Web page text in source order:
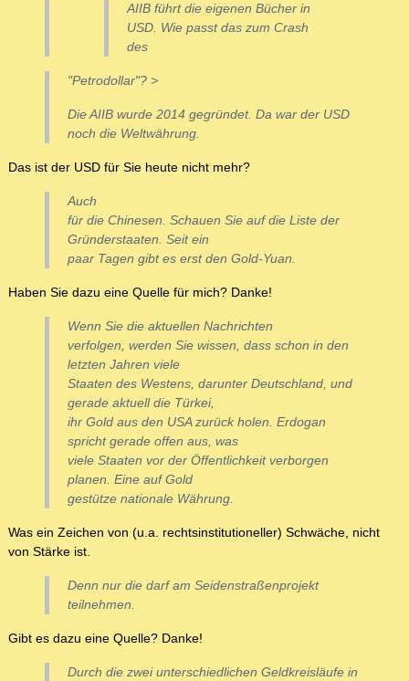
AIIB führt die eigenen Bücher in
USD. Wie passt das zum Crash
des
"Petrodollar"? >
Die AIIB wurde 2014 gegründet. Da war der USD
noch die Weltwährung.
Das ist der USD für Sie heute nicht mehr?
Auch
für die Chinesen. Schauen Sie auf die Liste der
Gründerstaaten. Seit ein
paar Tagen gibt es erst den Gold-Yuan.
Haben Sie dazu eine Quelle für mich? Danke!
Wenn Sie die aktuellen Nachrichten
verfolgen, werden Sie wissen, dass schon in den
letzten Jahren viele
Staaten des Westens, darunter Deutschland, und
gerade aktuell die Türkei,
ihr Gold aus den USA zurück holen. Erdogan
spricht gerade offen aus, was
viele Staaten vor der Öffentlichkeit verborgen
planen. Eine auf Gold
gestütze nationale Währung.
Was ein Zeichen von (u.a. rechtsinstitutioneller) Schwäche, nicht
von Stärke ist.
Denn nur die darf am Seidenstraßenprojekt
teilnehmen.
Gibt es dazu eine Quelle? Danke!
Durch die zwei unterschiedlichen Geldkreisläufe in